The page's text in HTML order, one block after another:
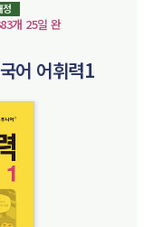
정
개 25일 완
어 어휘력1